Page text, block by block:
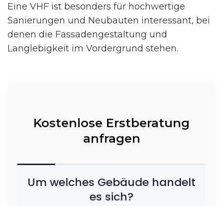
Eine VHF ist besonders für hochwertige
Sanierungen und Neubauten interessant, bei
denen die Fassadengestaltung und
Langlebigkeit im Vordergrund stehen.
Kostenlose Erstberatung
anfragen